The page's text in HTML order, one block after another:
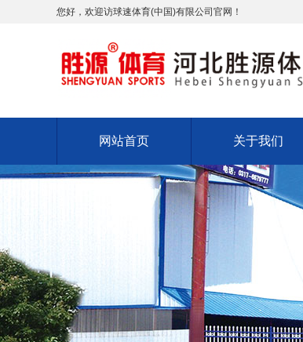
您好，欢迎访球速体育(中国)有限公司官网！
网站首页 关于我们